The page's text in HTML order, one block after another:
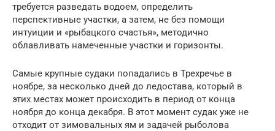
требуется разведать водоем, определить
перспективные участки, а затем, не без помощи
интуиции и «рыбацкого счастья», методично
облавливать намеченные участки и горизонты.
Самые крупные судаки попадались в Трехречье в
ноябре, за несколько дней до ледостава, который в
этих местах может происходить в период от конца
ноября до конца декабря. В этот момент судак уже не
отходит от зимовальных ям и задачей рыболова